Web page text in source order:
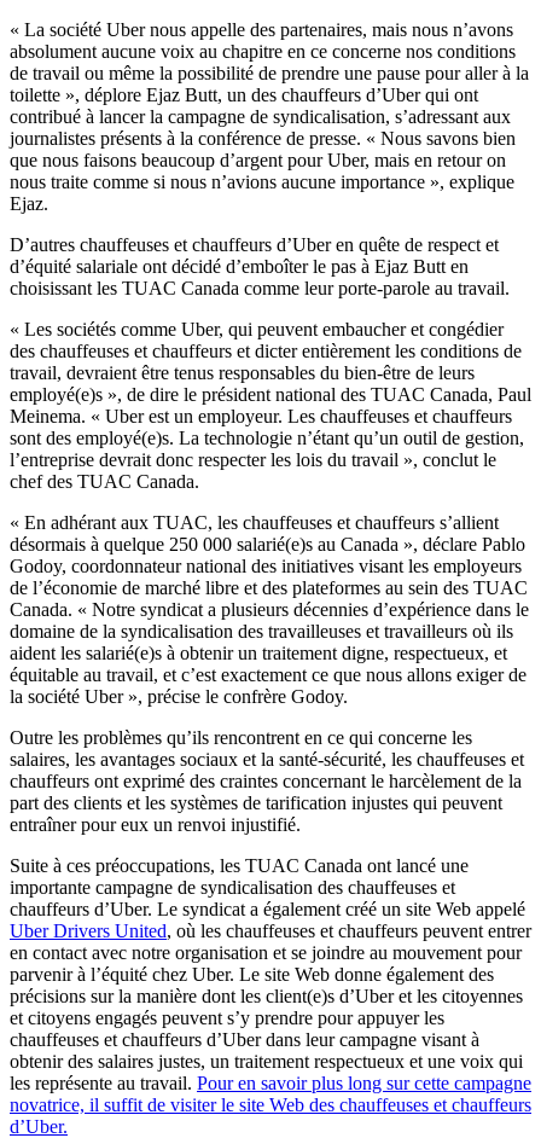
« La société Uber nous appelle des partenaires, mais nous n’avons
absolument aucune voix au chapitre en ce concerne nos conditions
de travail ou même la possibilité de prendre une pause pour aller à la
toilette », déplore Ejaz Butt, un des chauffeurs d’Uber qui ont
contribué à lancer la campagne de syndicalisation, s’adressant aux
journalistes présents à la conférence de presse. « Nous savons bien
que nous faisons beaucoup d’argent pour Uber, mais en retour on
nous traite comme si nous n’avions aucune importance », explique
Ejaz.
D’autres chauffeuses et chauffeurs d’Uber en quête de respect et
d’équité salariale ont décidé d’emboîter le pas à Ejaz Butt en
choisissant les TUAC Canada comme leur porte-parole au travail.
« Les sociétés comme Uber, qui peuvent embaucher et congédier
des chauffeuses et chauffeurs et dicter entièrement les conditions de
travail, devraient être tenus responsables du bien-être de leurs
employé(e)s », de dire le président national des TUAC Canada, Paul
Meinema. « Uber est un employeur. Les chauffeuses et chauffeurs
sont des employé(e)s. La technologie n’étant qu’un outil de gestion,
l’entreprise devrait donc respecter les lois du travail », conclut le
chef des TUAC Canada.
« En adhérant aux TUAC, les chauffeuses et chauffeurs s’allient
désormais à quelque 250 000 salarié(e)s au Canada », déclare Pablo
Godoy, coordonnateur national des initiatives visant les employeurs
de l’économie de marché libre et des plateformes au sein des TUAC
Canada. « Notre syndicat a plusieurs décennies d’expérience dans le
domaine de la syndicalisation des travailleuses et travailleurs où ils
aident les salarié(e)s à obtenir un traitement digne, respectueux, et
équitable au travail, et c’est exactement ce que nous allons exiger de
la société Uber », précise le confrère Godoy.
Outre les problèmes qu’ils rencontrent en ce qui concerne les
salaires, les avantages sociaux et la santé-sécurité, les chauffeuses et
chauffeurs ont exprimé des craintes concernant le harcèlement de la
part des clients et les systèmes de tarification injustes qui peuvent
entraîner pour eux un renvoi injustifié.
Suite à ces préoccupations, les TUAC Canada ont lancé une
importante campagne de syndicalisation des chauffeuses et
chauffeurs d’Uber. Le syndicat a également créé un site Web appelé
Uber Drivers United, où les chauffeuses et chauffeurs peuvent entrer
en contact avec notre organisation et se joindre au mouvement pour
parvenir à l’équité chez Uber. Le site Web donne également des
précisions sur la manière dont les client(e)s d’Uber et les citoyennes
et citoyens engagés peuvent s’y prendre pour appuyer les
chauffeuses et chauffeurs d’Uber dans leur campagne visant à
obtenir des salaires justes, un traitement respectueux et une voix qui
les représente au travail. Pour en savoir plus long sur cette campagne
novatrice, il suffit de visiter le site Web des chauffeuses et chauffeurs
d’Uber.